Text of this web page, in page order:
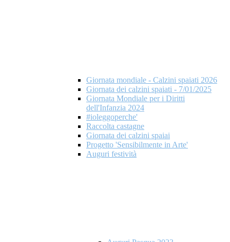
Giornata mondiale - Calzini spaiati 2026
Giornata dei calzini spaiati - 7/01/2025
Giornata Mondiale per i Diritti
dell'Infanzia 2024
#ioleggoperche'
Raccolta castagne
Giornata dei calzini spaiai
Progetto 'Sensibilmente in Arte'
Auguri festività